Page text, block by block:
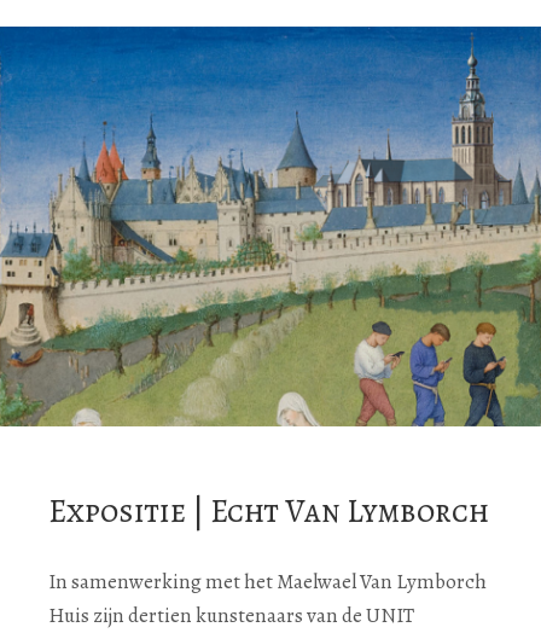
Expositie | Echt Van Lymborch
In samenwerking met het Maelwael Van Lymborch
Huis zijn dertien kunstenaars van de UNIT